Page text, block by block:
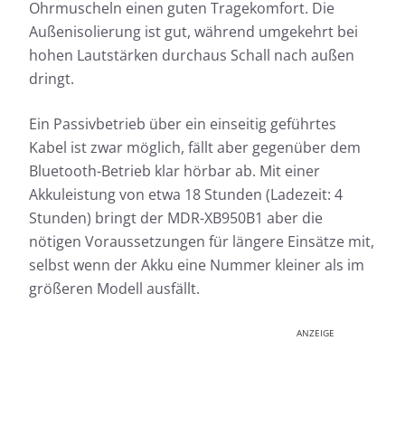
Ohrmuscheln einen guten Tragekomfort. Die
Außenisolierung ist gut, während umgekehrt bei
hohen Lautstärken durchaus Schall nach außen
dringt.
Ein Passivbetrieb über ein einseitig geführtes
Kabel ist zwar möglich, fällt aber gegenüber dem
Bluetooth-Betrieb klar hörbar ab. Mit einer
Akkuleistung von etwa 18 Stunden (Ladezeit: 4
Stunden) bringt der MDR-XB950B1 aber die
nötigen Voraussetzungen für längere Einsätze mit,
selbst wenn der Akku eine Nummer kleiner als im
größeren Modell ausfällt.
ANZEIGE